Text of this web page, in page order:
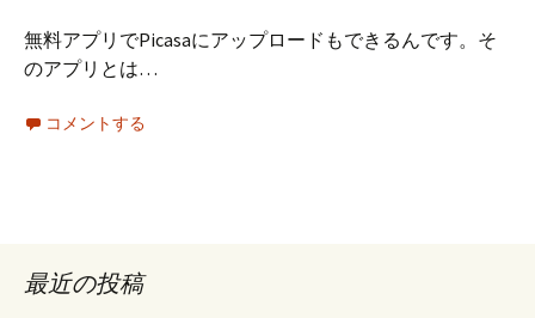
し
ま
た！
無料アプリでPicasaにアップロードもできるんです。そ
のアプリとは…
コメントする
最近の投稿